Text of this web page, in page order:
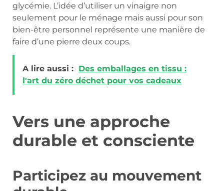
glycémie. L’idée d’utiliser un vinaigre non
seulement pour le ménage mais aussi pour son
bien-être personnel représente une manière de
faire d’une pierre deux coups.
A lire aussi : Des emballages en tissu :
l'art du zéro déchet pour vos cadeaux
Vers une approche
durable et consciente
Participez au mouvement